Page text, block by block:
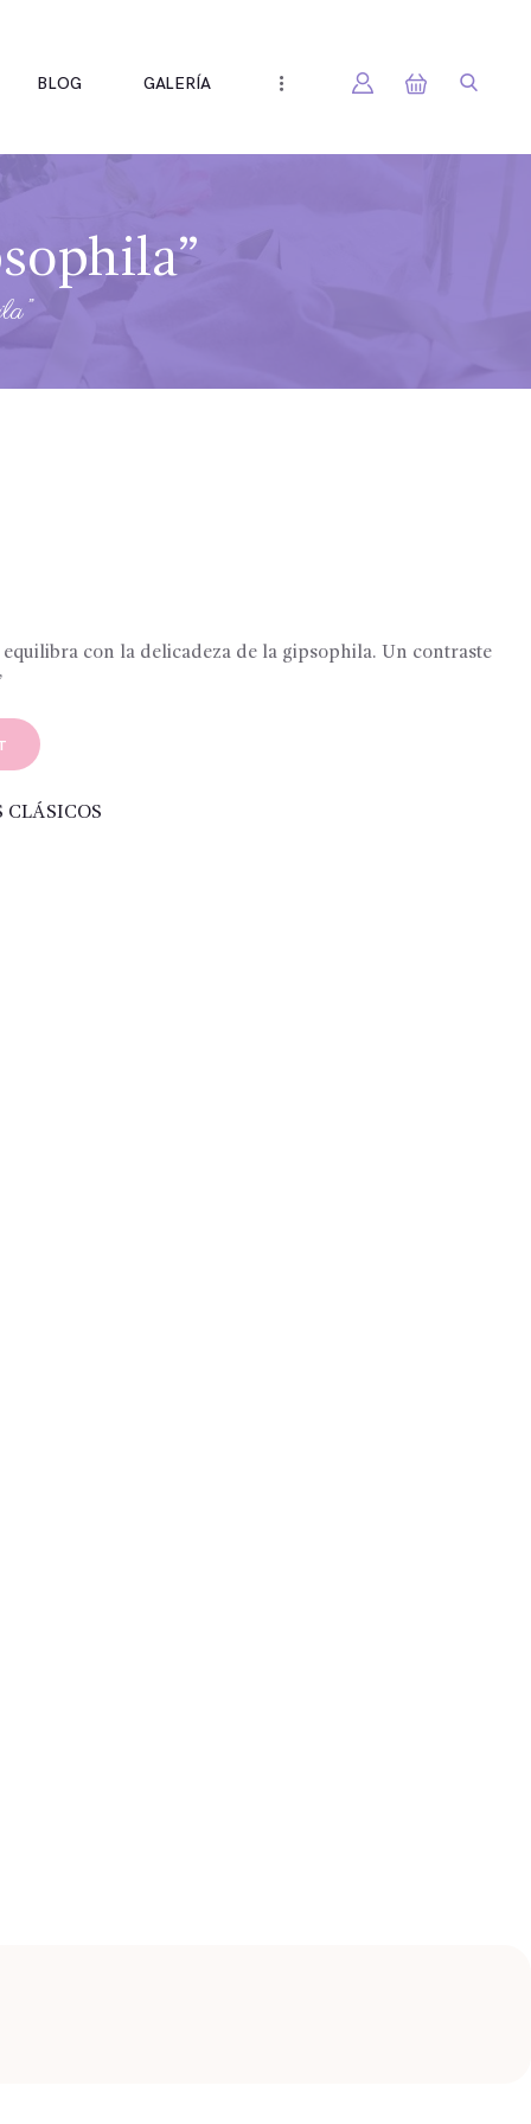
BLOG GALERÍA
con la delicadeza de la gipsophila. Un contraste
CLÁSICOS